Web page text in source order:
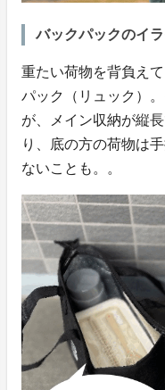
バックパックのイ
重たい荷物を背負え
パック（リュック）
が、メイン収納が縦
り、底の方の荷物は
ないことも。。